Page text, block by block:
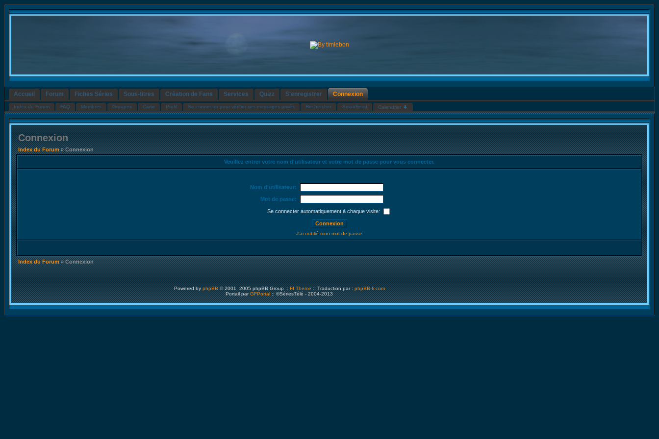
Accueil Forum Fiches Séries Sous-titres Création de Fans Services Quizz S'enregistrer Connexion
Index du Forum FAQ Membres Groupes Carte Profil Se connecter pour vérifier ses messages privés Rechercher SmartFeed Calendrier
Connexion
Index du Forum» Connexion
Veuillez entrer votre nom d'utilisateur et votre mot de passe pour vous connecter.
Nom d'utilisateur:
Mot de passe:
Se connecter automatiquement à chaque visite:
J'ai oublié mon mot de passe
Index du Forum» Connexion
Powered byphpBB© 2001, 2005 phpBB Group ::FI Theme :: Traduction par :phpBB-fr.com
Portail parGFPortal:: ©SériesTélé - 2004-2013